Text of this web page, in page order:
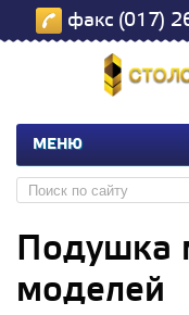
факс (017)
МЕНЮ
Подушка
моделей